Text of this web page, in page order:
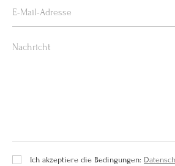
Ich akzeptiere die Bedingungen: